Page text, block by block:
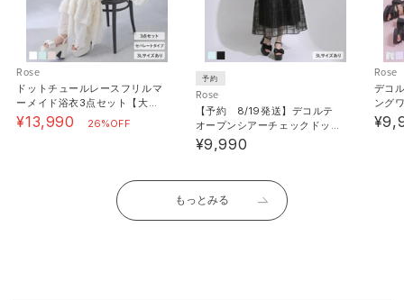
時にメールが届きます。
※再販がない商品もございます。ご了承ください。
《素材》[本体（ツイード）]ポリエステル : 100% / [本
体（千鳥）]ポリエステル : 78% / レーヨン : 19% / ポ
《透け感》なし 《生地の厚さ》普通 《裏地》あり 《伸
縮性》なし《生産国》中国
Rose
ドットチュールレースフリルマ
ーメイド浴衣3点セット【大き
いサイズあり】
¥13,990 26%OFF
予約
Rose
【予約 8/19発送】デコルテ
オープンシアーチェックドッキ
ング半袖ワンピース【大きいサ
イズあり】【SD】
¥9,990
Rose
デコ
ング
あり
もっとみる